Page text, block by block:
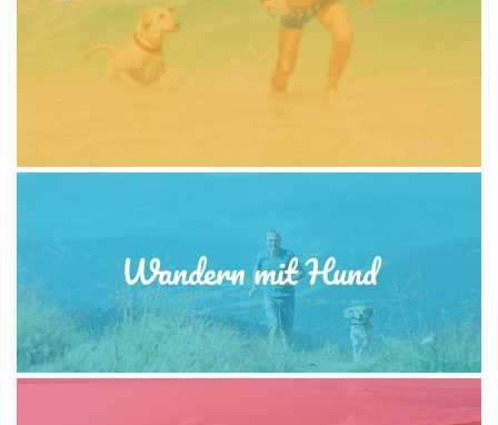
Wandern mit Hund